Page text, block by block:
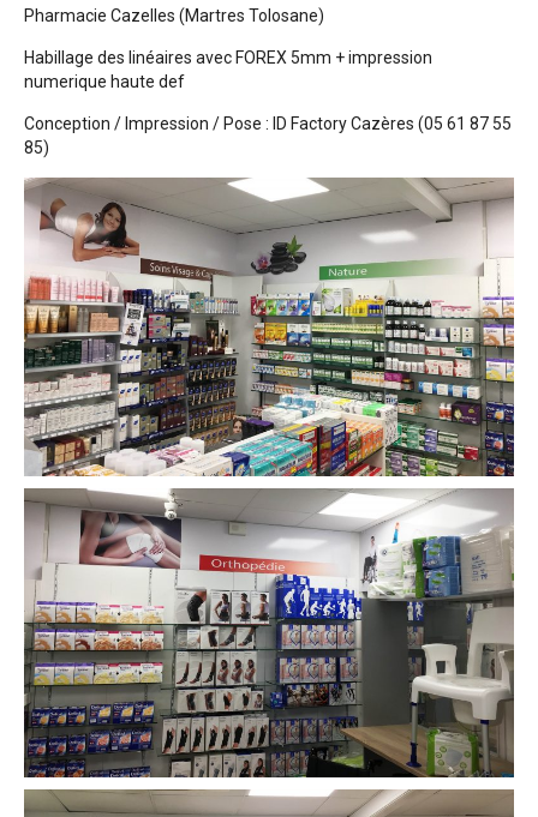
Pharmacie Cazelles (Martres Tolosane)
Habillage des linéaires avec FOREX 5mm + impression
numerique haute def
Conception / Impression / Pose : ID Factory Cazères (05 61 87 55
85)